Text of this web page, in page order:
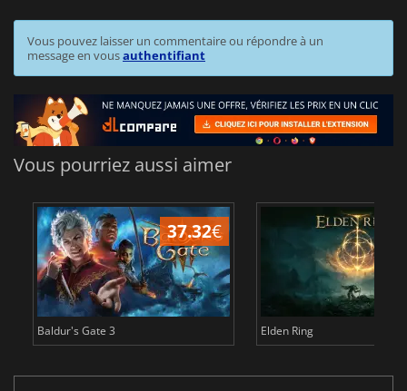
Vous pouvez laisser un commentaire ou répondre à un
message en vousauthentifiant
Vous pourriez aussi aimer
37.32€
Baldur's Gate 3 Elden Ring